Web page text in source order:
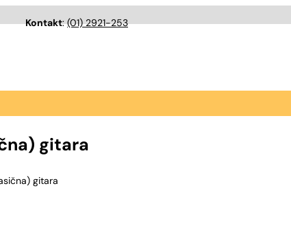
Kontakt:(01) 2921-253
gitara
gitara